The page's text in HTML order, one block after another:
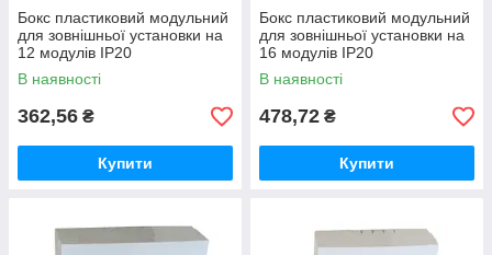
Бокс пластиковий модульний
для зовнішньої установки на
12 модулів IP20
В наявності
362,56 ₴
Купити
Бокс пластиковий модульний
для зовнішньої установки на
16 модулів IP20
В наявності
478,72 ₴
Купити